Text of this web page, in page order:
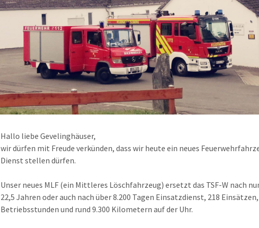
Hallo liebe Gevelinghäuser,
wir dürfen mit Freude verkünden, dass wir heute ein neues
Dienst stellen dürfen.
Unser neues MLF (ein Mittleres Löschfahrzeug) ersetzt das TSF-W nach
22,5 Jahren oder auch nach über 8.200 Tagen Einsatzdienst, 218 Einsätzen,
Betriebsstunden und rund 9.300 Kilometern auf der Uhr.